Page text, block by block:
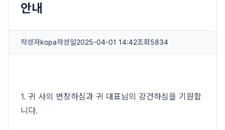
안내
작성자kopa작성일2025-04-01 14:42조회 5834
1. 귀 사의 번창하심과 귀 대표님의 강건하심을 기원합
니다.